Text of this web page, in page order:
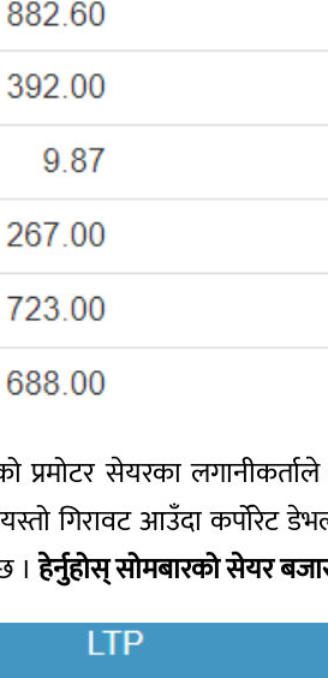
प्रमोटर सेयरका
गिरावट आउँदा कर्पोरेट
। हेर्नुहोस् सोमबारको सेयर